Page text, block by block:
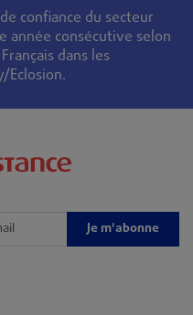
confiance du secteur
année consécutive selon
dans les
Eclosion.
Je m'abonne